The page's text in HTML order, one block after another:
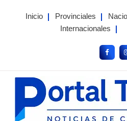
Inicio Provinciales
Internacionales